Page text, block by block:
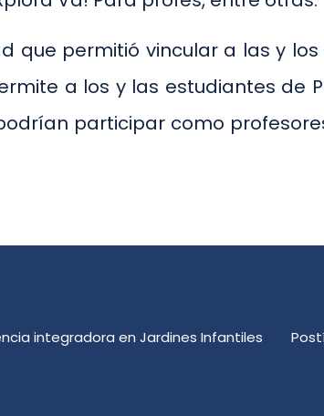
que permitió vincular a las y
a los y las estudiantes de
participar como
integradora en Jardines Infantiles